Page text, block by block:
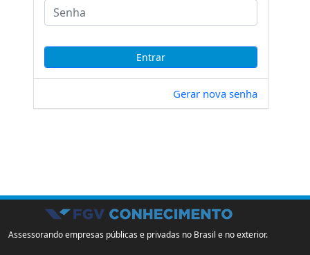
Gerar nova senha
Assessorando empresas públicas e privadas no Brasil e no exterior.